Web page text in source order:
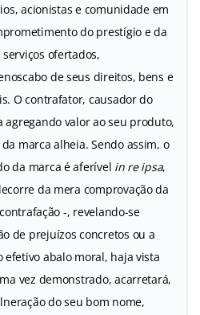
acionistas e comunidade em
do prestígio e da
ofertados,
de seus direitos, bens e
O contrafator, causador do
valor ao seu produto,
marca alheia. Sendo assim, o
da marca é aferível in re ipsa,
da mera comprovação da
-, revelando-se
de prejuízos concretos ou a
abalo moral, haja vista
vez demonstrado, acarretará,
do seu bom nome,